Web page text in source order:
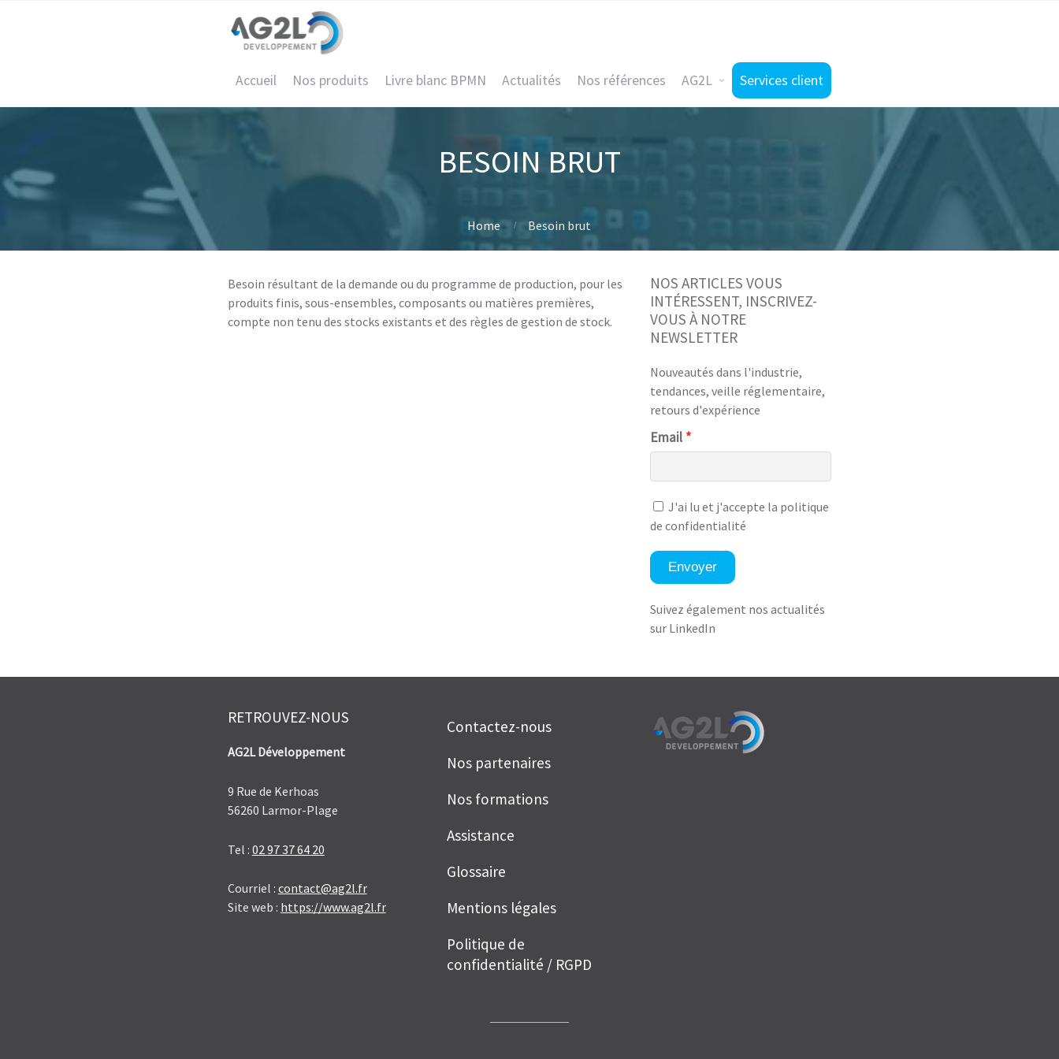
Accueil Nos produits Livre blanc BPMN Actualités Nos références AG2L Services client
BESOIN BRUT
Home Besoin brut
Besoin résultant de la demande ou du programme de production, pour les
produits finis, sous-ensembles, composants ou matières premières,
compte non tenu des stocks existants et des règles de gestion de stock.
NOS ARTICLES VOUS
INTÉRESSENT, INSCRIVEZ-
VOUS À NOTRE
NEWSLETTER
Nouveautés dans l'industrie,
tendances, veille réglementaire,
retours d'expérience
Email
J'ai lu et j'accepte la politique
de confidentialité
Envoyer
Suivez également nos actualités
sur LinkedIn
RETROUVEZ-NOUS
AG2L Développement
9 Rue de Kerhoas
56260 Larmor-Plage
Tel : 02 97 37 64 20
Courriel : contact@ag2l.fr
Site web : https://www.ag2l.fr
Contactez-nous
Nos partenaires
Nos formations
Assistance
Glossaire
Mentions légales
Politique de
confidentialité / RGPD